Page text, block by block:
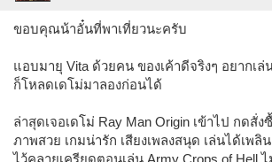
ขอบคุณน้าอั๋นที่พาเที่ยวนะครับ
แอบมายุ Vita ด้วยคน ของเค้าดีจริงๆ อยากเ
ก็โหลดเดโม่มาลองก่อนได้
ล่าสุดเจอเดโม่ Ray Man Origin เข้าไป กดสั่
ภาพสวย เกมน่ารัก เสียงเพลงสนุด เล่นได้เพลิ
ไว้คลายเครียดตอนเล่น Army Crops of Hell